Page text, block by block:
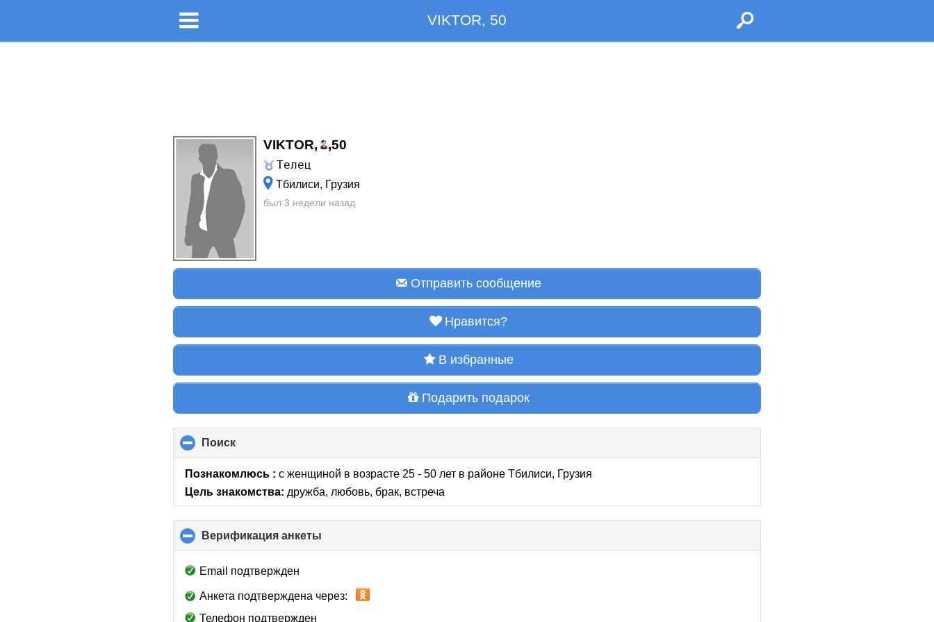
VIKTOR, 50
VIKTOR, ,50
Телец
Тбилиси, Грузия
был 3 недели назад
Отправить сообщение
Нравится?
В избранные
Подарить подарок
Поиск
to
collapse
Познакомлюсь :с женщиной в возрасте 25 - 50 лет в районе Тбилиси, Грузия
Цель знакомства: дружба, любовь, брак, встреча
Верификация анкеты
to
Email подтвержден
Анкета подтверждена через:
Телефон подтвержден